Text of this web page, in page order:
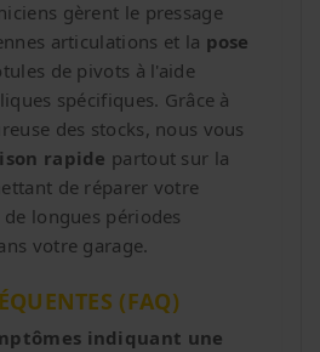
gèrent le pressage
articulations et la pose
de pivots à l'aide
spécifiques. Grâce à
des stocks, nous vous
rapide partout sur la
de réparer votre
longues périodes
votre garage.
(FAQ)
indiquant une